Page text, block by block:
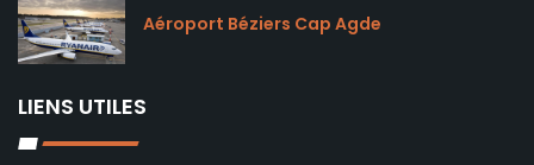
Aéroport Béziers Cap Agde
LIENS UTILES